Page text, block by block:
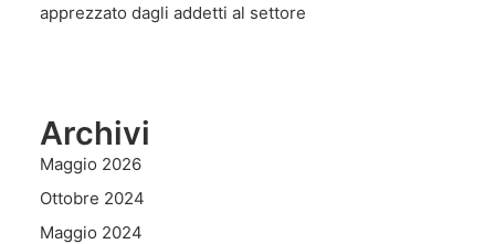
apprezzato dagli addetti al settore
Archivi
Maggio 2026
Ottobre 2024
Maggio 2024